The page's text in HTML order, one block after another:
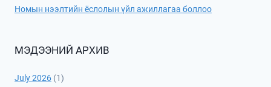
Номын нээлтийн ёслолын үйл ажиллагаа боллоо
МЭДЭЭНИЙ АРХИВ
July 2026 (1)